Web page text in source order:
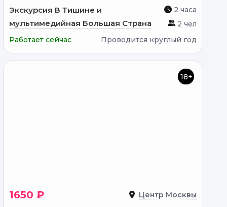
Экскурсия В Тишине и
мультимедийная Большая Страна
2 часа
2 чел
Работает сейчас
Проводится круглый год
18+
1650 ₽ Центр Москвы